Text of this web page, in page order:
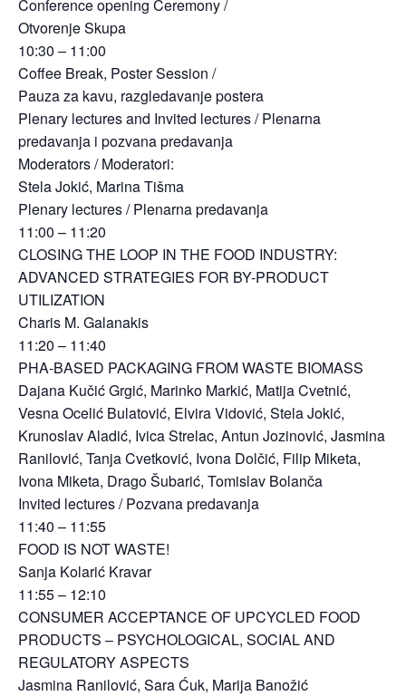
Conference opening Ceremony /
Otvorenje Skupa
10:30 – 11:00
Coffee Break, Poster Session /
Pauza za kavu, razgledavanje postera
Plenary lectures and Invited lectures / Plenarna
predavanja i pozvana predavanja
Moderators / Moderatori:
Stela Jokić, Marina Tišma
Plenary lectures / Plenarna predavanja
11:00 – 11:20
CLOSING THE LOOP IN THE FOOD INDUSTRY:
ADVANCED STRATEGIES FOR BY-PRODUCT
UTILIZATION
Charis M. Galanakis
11:20 – 11:40
PHA-BASED PACKAGING FROM WASTE BIOMASS
Dajana Kučić Grgić, Marinko Markić, Matija Cvetnić,
Vesna Ocelić Bulatović, Elvira Vidović, Stela Jokić,
Krunoslav Aladić, Ivica Strelac, Antun Jozinović, Jasmina
Ranilović, Tanja Cvetković, Ivona Dolčić, Filip Miketa,
Ivona Miketa, Drago Šubarić, Tomislav Bolanča
Invited lectures / Pozvana predavanja
11:40 – 11:55
FOOD IS NOT WASTE!
Sanja Kolarić Kravar
11:55 – 12:10
CONSUMER ACCEPTANCE OF UPCYCLED FOOD
PRODUCTS – PSYCHOLOGICAL, SOCIAL AND
REGULATORY ASPECTS
Jasmina Ranilović, Sara Ćuk, Marija Banožić